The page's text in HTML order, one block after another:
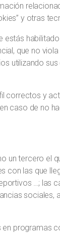
y otras
que no
utilizando
y
caso de no
un tercero el
con las que
…; las
programas